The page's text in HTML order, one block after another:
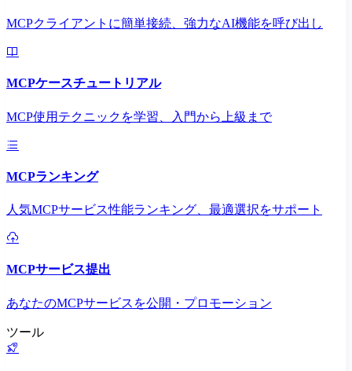
MCPクライアントに簡単接続、強力なAI機能を呼び出し
MCPケースチュートリアル
MCP使用テクニックを学習、入門から上級まで
MCPランキング
人気MCPサービス性能ランキング、最適選択をサポート
MCPサービス提出
あなたのMCPサービスを公開・プロモーション
ツール